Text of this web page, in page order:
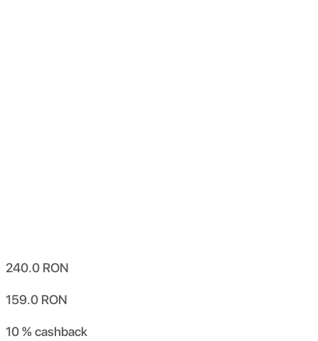
240.0 RON
159.0 RON
10 %cashback